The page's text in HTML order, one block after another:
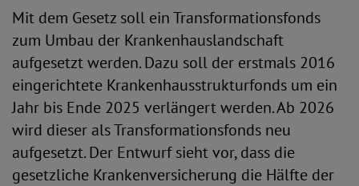
Mit dem Gesetz soll ein Transformationsfonds
zum Umbau der Krankenhauslandschaft
aufgesetzt werden. Dazu soll der erstmals 2016
eingerichtete Krankenhausstrukturfonds um ein
Jahr bis Ende 2025 verlängert werden. Ab 2026
wird dieser als Transformationsfonds neu
aufgesetzt. Der Entwurf sieht vor, dass die
gesetzliche Krankenversicherung die Hälfte der